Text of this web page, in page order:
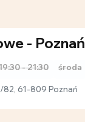
- Poznań
- 21:30 środa
82, 61-809 Poznań